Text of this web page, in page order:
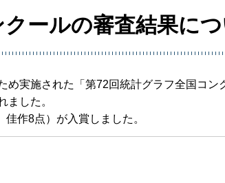
ールの審査結果に
実施された「第72回統計グラフ全国コン
ました。
作8点）が入賞しました。